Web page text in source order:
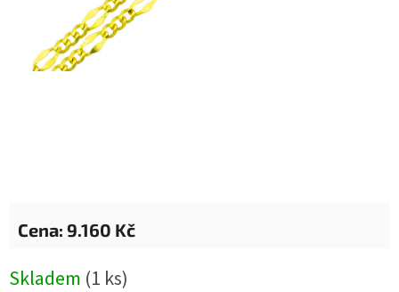
9.160 Kč
cena:
Skladem (1 ks)